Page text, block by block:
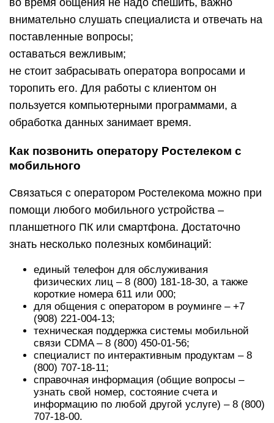
во время общения не надо спешить, важно
внимательно слушать специалиста и отвечать на
поставленные вопросы;
оставаться вежливым;
не стоит забрасывать оператора вопросами и
торопить его. Для работы с клиентом он
пользуется компьютерными программами, а
обработка данных занимает время.
Как позвонить оператору Ростелеком с
мобильного
Связаться с оператором Ростелекома можно при
помощи любого мобильного устройства –
планшетного ПК или смартфона. Достаточно
знать несколько полезных комбинаций:
единый телефон для обслуживания
физических лиц – 8 (800) 181-18-30, а также
короткие номера 611 или 000;
для общения с оператором в роуминге – +7
(908) 221-004-13;
техническая поддержка системы мобильной
связи CDMA – 8 (800) 450-01-56;
специалист по интерактивным продуктам – 8
(800) 707-18-11;
справочная информация (общие вопросы –
узнать свой номер, состояние счета и
информацию по любой другой услуге) – 8 (800)
707-18-00.